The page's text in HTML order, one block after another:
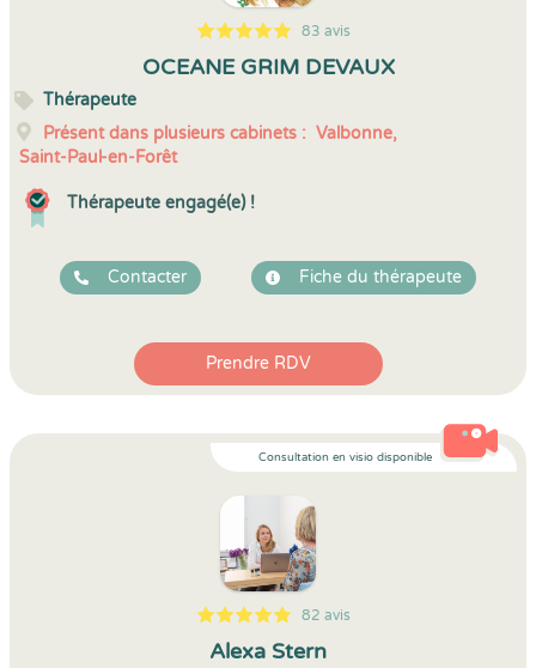
5
1
5
83 83 avis
OCEANE GRIM DEVAUX
Thérapeute
Présent dans plusieurs cabinets : Valbonne,
Saint-Paul-en-Forêt
Thérapeute engagé(e) !
Contacter Fiche du thérapeute
Prendre RDV
Consultation en visio disponible
5
1
5
82 82 avis
Alexa Stern